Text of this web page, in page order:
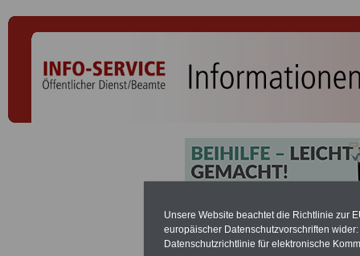
Unsere Website beachtet die Richtlinie zur
europäischer Datenschutzvorschriften
Datenschutzrichtlinie für elektronische